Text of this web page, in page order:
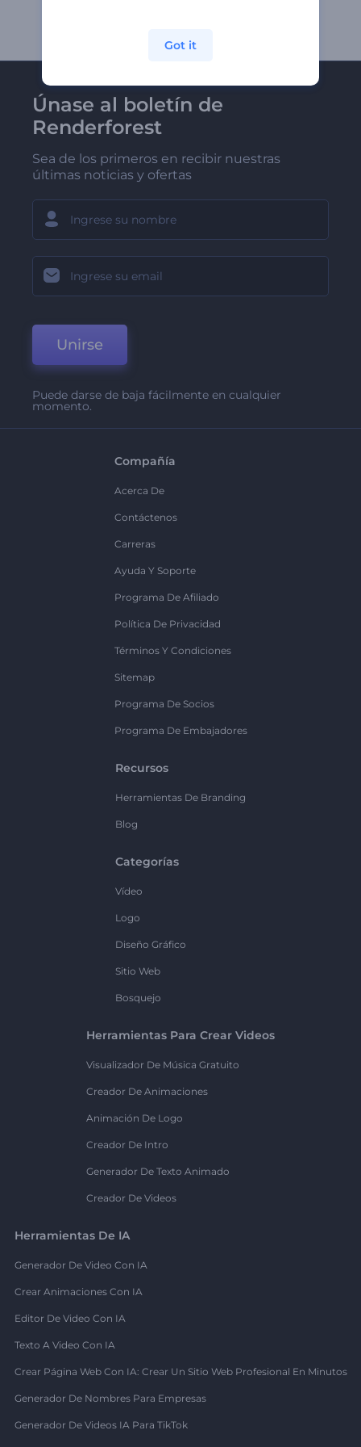
Únase al boletín de
Renderforest
Sea de los primeros en recibir nuestras
últimas noticias y ofertas
Unirse
Puede darse de baja fácilmente en cualquier
momento.
Compañía
Acerca De
Contáctenos
Carreras
Ayuda Y Soporte
Programa De Afiliado
Política De Privacidad
Términos Y Condiciones
Sitemap
Programa De Socios
Programa De Embajadores
Recursos
Herramientas De Branding
Blog
Categorías
Vídeo
Logo
Diseño Gráfico
Sitio Web
Bosquejo
Herramientas Para Crear Videos
Visualizador De Música Gratuito
Creador De Animaciones
Animación De Logo
Creador De Intro
Generador De Texto Animado
Creador De Videos
Herramientas De IA
Generador De Video Con IA
Crear Animaciones Con IA
Editor De Video Con IA
Texto A Video Con IA
Crear Página Web Con IA: Crear Un Sitio Web Profesional En Minutos
Generador De Nombres Para Empresas
Generador De Videos IA Para TikTok
Got it